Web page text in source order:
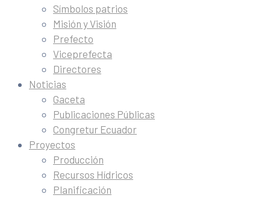
Símbolos patrios
Misión y Visión
Prefecto
Viceprefecta
Directores
Noticias
Gaceta
Publicaciones Públicas
Congretur Ecuador
Proyectos
Producción
Recursos Hídricos
Planificación